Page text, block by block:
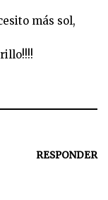
más sol,
RESPONDER